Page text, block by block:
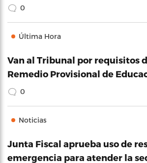
0
Última Hora
Van al Tribunal por requisitos
Remedio Provisional de
0
Noticias
Junta Fiscal aprueba uso de
emergencia para atender la